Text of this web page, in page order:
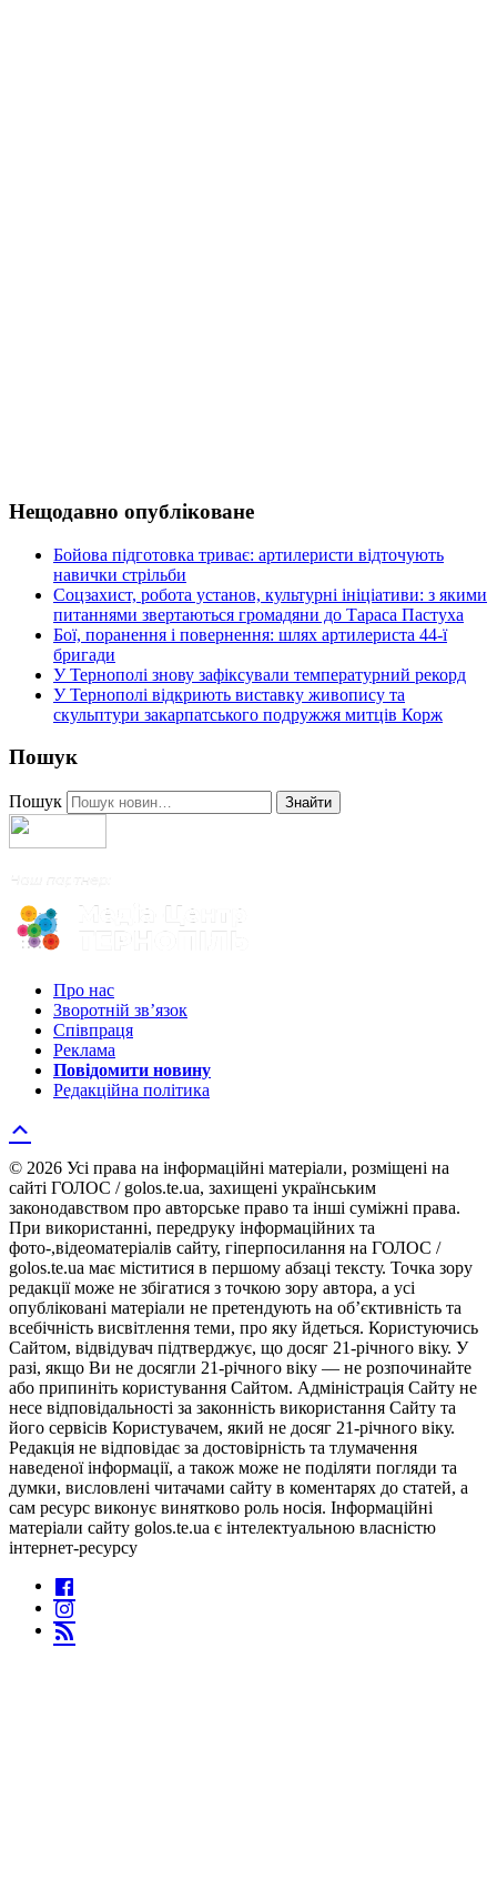
Нещодавно опубліковане
Бойова підготовка триває: артилеристи відточують
навички стрільби
Соцзахист, робота установ, культурні ініціативи: з якими
питаннями звертаються громадяни до Тараса Пастуха
Бої, поранення і повернення: шлях артилериста 44-ї
бригади
У Тернополі знову зафіксували температурний рекорд
У Тернополі відкриють виставку живопису та
скульптури закарпатського подружжя митців Корж
Пошук
Пошук Знайти
Про нас
Зворотній зв’язок
Співпраця
Реклама
Повідомити новину
Редакційна політика
© 2026 Усі права на інформаційні матеріали, розміщені на
сайті ГОЛОС / golos.te.ua, захищені українським
законодавством про авторське право та інші суміжні права.
При використанні, передруку інформаційних та
фото-,відеоматеріалів сайту, гіперпосилання на ГОЛОС /
golos.te.ua має міститися в першому абзаці тексту. Точка зору
редакції може не збігатися з точкою зору автора, а усі
опубліковані матеріали не претендують на об’єктивність та
всебічність висвітлення теми, про яку йдеться. Користуючись
Сайтом, відвідувач підтверджує, що досяг 21-річного віку. У
разі, якщо Ви не досягли 21-річного віку — не розпочинайте
або припиніть користування Сайтом. Адміністрація Сайту не
несе відповідальності за законність використання Сайту та
його сервісів Користувачем, який не досяг 21-річного віку.
Редакція не відповідає за достовірність та тлумачення
наведеної інформації, а також може не поділяти погляди та
думки, висловлені читачами сайту в коментарях до статей, а
сам ресурс виконує винятково роль носія. Інформаційні
матеріали сайту golos.te.ua є інтелектуальною власністю
інтернет-ресурсу